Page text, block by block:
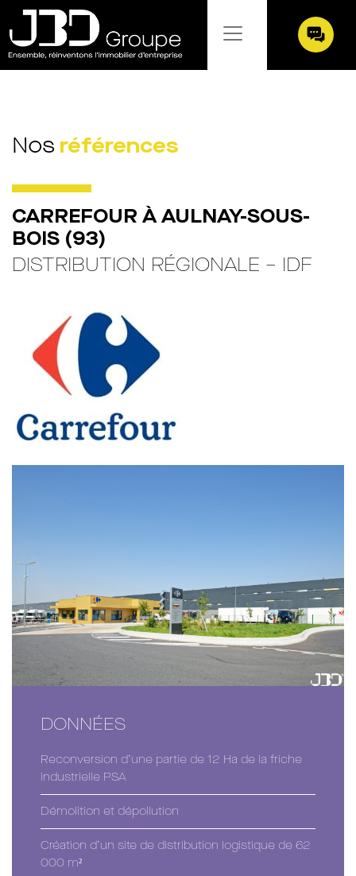
Aller
au
contenu
Nos références
CARREFOUR À AULNAY-SOUS-
BOIS (93)
DISTRIBUTION RÉGIONALE – IDF
DONNÉES
Reconversion d’une partie de 12 Ha de la friche
industrielle PSA
Démolition et dépollution
Création d’un site de distribution logistique de 62
000 m²